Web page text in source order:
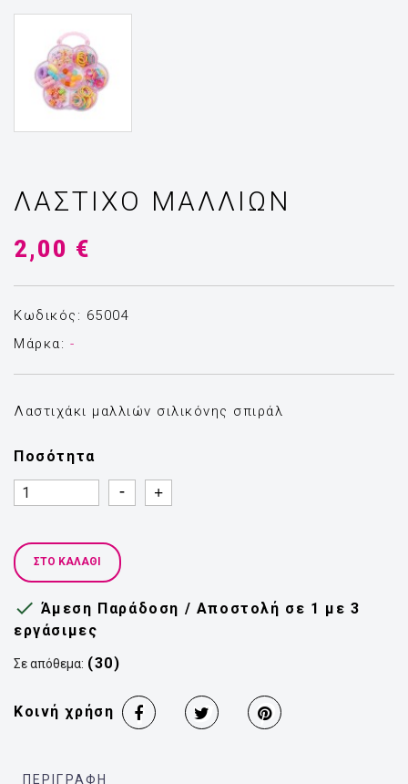
ΛΆΣΤΙΧΟ ΜΑΛΛΙΏΝ
2,00 €
Κωδικός: 65004
Μάρκα: -
Λαστιχάκι μαλλιών σιλικόνης σπιράλ
Ποσότητα
Quantity
Quantity
ΣΤΟ ΚΑΛΆΘΙ
 Άμεση Παράδοση / Αποστολή σε 1 με 3
εργάσιμες
Σε απόθεμα: (30)
Κοινή χρήση
ΠΕΡΙΓΡΑΦΉ